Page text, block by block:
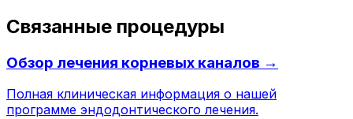
Связанные процедуры
Обзор лечения корневых каналов →
Полная клиническая информация о нашей
программе эндодонтического лечения.